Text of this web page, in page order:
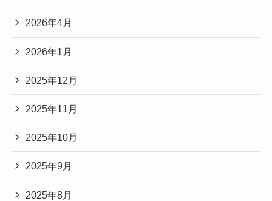
2026年4月
2026年1月
2025年12月
2025年11月
2025年10月
2025年9月
2025年8月